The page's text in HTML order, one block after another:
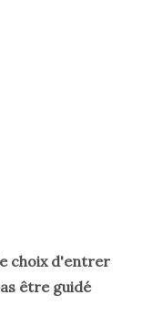
choix d'entrer
être guidé